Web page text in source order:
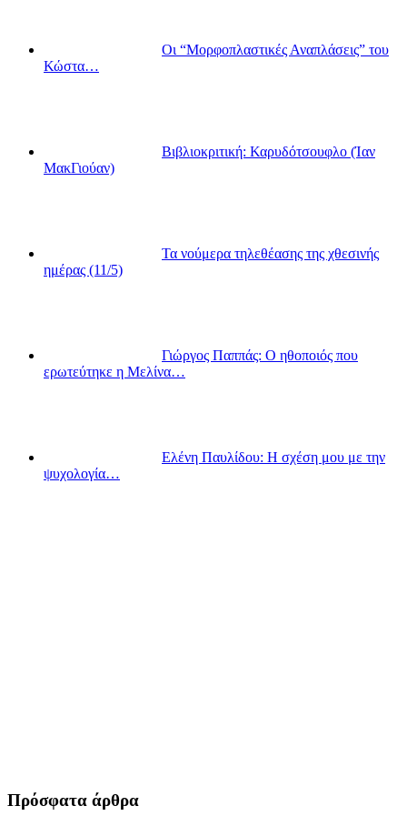
Οι “Μορφοπλαστικές Αναπλάσεις” του
Κώστα…
Βιβλιοκριτική: Καρυδότσουφλο (Ίαν
ΜακΓιούαν)
Τα νούμερα τηλεθέασης της χθεσινής
ημέρας (11/5)
Γιώργος Παππάς: Ο ηθοποιός που
ερωτεύτηκε η Μελίνα…
Ελένη Παυλίδου: Η σχέση μου με την
ψυχολογία…
Πρόσφατα άρθρα